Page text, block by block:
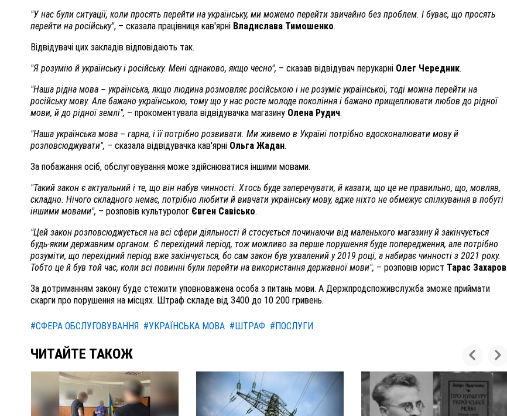
"У нас були ситуації, коли просять перейти на українську, ми можемо перейти звичайно без проблем. І буває, що просять
перейти на російську", – сказала працівниця кав'ярні Владислава Тимошенко.
Відвідувачі цих закладів відповідають так.
"Я розумію й українську і російську. Мені однаково, якщо чесно", – сказав відвідувач перукарні Олег Чередник.
"Наша рідна мова – українська, якщо людина розмовляє російською і не розуміє української, тоді можна перейти на
російську мову. Але бажано українською, тому що у нас росте молоде покоління і бажано прищеплювати любов до рідної
мови, й до рідної землі", – прокоментувала відвідувачка магазину Олена Рудич.
"Наша українська мова – гарна, і її потрібно розвивати. Ми живемо в Україні потрібно вдосконалювати мову й
розповсюджувати", – сказала відвідувачка кав'ярні Ольга Жадан.
За побажання осіб, обслуговування може здійснюватися іншими мовами.
"Такий закон є актуальний і те, що він набув чинності. Хтось буде заперечувати, й казати, що це не правильно, що, мовляв,
складно. Нічого складного немає, потрібно любити й вивчати українську мову, адже ніхто не обмежує спілкування в побуті
іншими мовами", – розповів культуролог Євген Савісько.
"Цей закон розповсюджується на всі сфери діяльності й стосується починаючи від маленького магазину й закінчується
будь-яким державним органом. Є перехідний період, тож можливо за перше порушення буде попередження, але потрібно
розуміти, що перехідний період вже закінчується, бо сам закон був ухвалений у 2019 році, а набирає чинності з 2021 року.
Тобто це й був той час, коли всі повинні були перейти на використання державної мови", – розповів юрист Тарас Захаров.
За дотриманням закону буде стежити уповноважена особа з питань мови. А Держпродспоживслужба зможе приймати
скарги про порушення на місцях. Штраф складе від 3400 до 10 200 гривень.
#СФЕРА ОБСЛУГОВУВАННЯ #УКРАЇНСЬКА МОВА #ШТРАФ #ПОСЛУГИ
ЧИТАЙТЕ ТАКОЖ